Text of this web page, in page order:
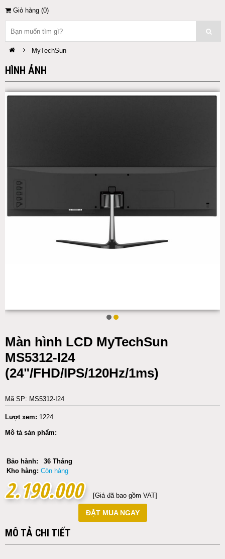
Giỏ hàng (0)
MyTechSun
HÌNH ẢNH
Màn hình LCD MyTechSun
MS5312-I24
(24"/FHD/IPS/120Hz/1ms)
Mã SP: MS5312-I24
Lượt xem: 1224
Mô tả sản phẩm:
Bảo hành:
36 Tháng
Kho hàng: Còn hàng
2.190.000
2.190.000 [Giá đã bao gồm VAT]
ĐẶT MUA NGAY
MÔ TẢ CHI TIẾT